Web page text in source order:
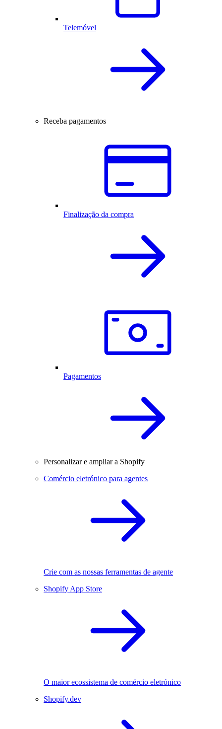
Telemóvel
Receba pagamentos
Finalização da compra
Pagamentos
Personalizar e ampliar a Shopify
Comércio eletrónico para agentes
Crie com as nossas ferramentas de agente
Shopify App Store
O maior ecossistema de comércio eletrónico
Shopify.dev